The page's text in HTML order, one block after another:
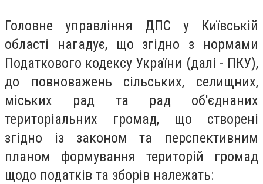
Головне управління ДПС у Київській
області нагадує, що згідно з нормами
Податкового кодексу України (далі - ПКУ),
до повноважень сільських, селищних,
міських рад та рад об'єднаних
територіальних громад, що створені
згідно із законом та перспективним
планом формування територій громад
щодо податків та зборів належать: